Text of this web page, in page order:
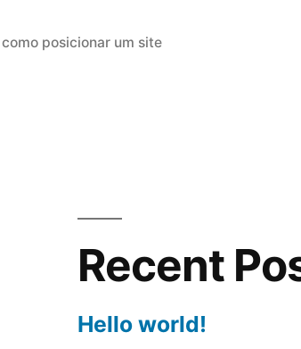
como posicionar um site
Recent
Hello world!